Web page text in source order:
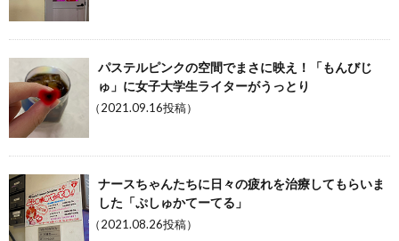
パステルピンクの空間でまさに映え！「もんびじ
ゅ」に女子大学生ライターがうっとり
（2021.09.16投稿）
ナースちゃんたちに日々の疲れを治療してもらいま
した「ぷしゅかてーてる」
（2021.08.26投稿）